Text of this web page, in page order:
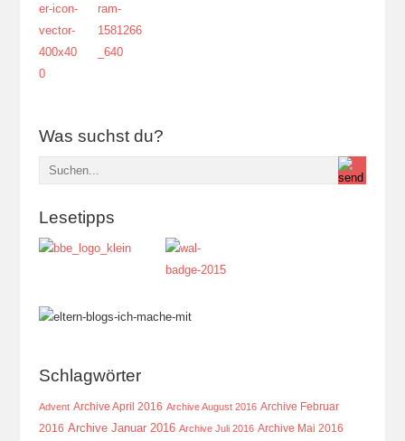
Was suchst du?
Lesetipps
Schlagwörter
Advent Archive April 2016 Archive August 2016 Archive Februar
2016 Archive Januar 2016 Archive Juli 2016 Archive Mai 2016